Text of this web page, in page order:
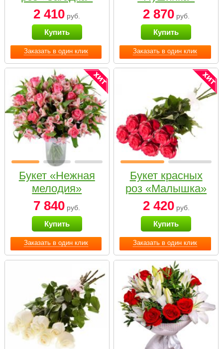
Заказать в один клик
2 410 руб.
Купить
Заказать в один клик
2 870руб.
Купить
Заказать в один клик
Букет «Нежная
мелодия»
7 840 руб.
Купить
Заказать в один клик
Букет красных
роз «Малышка»
2 420руб.
Купить